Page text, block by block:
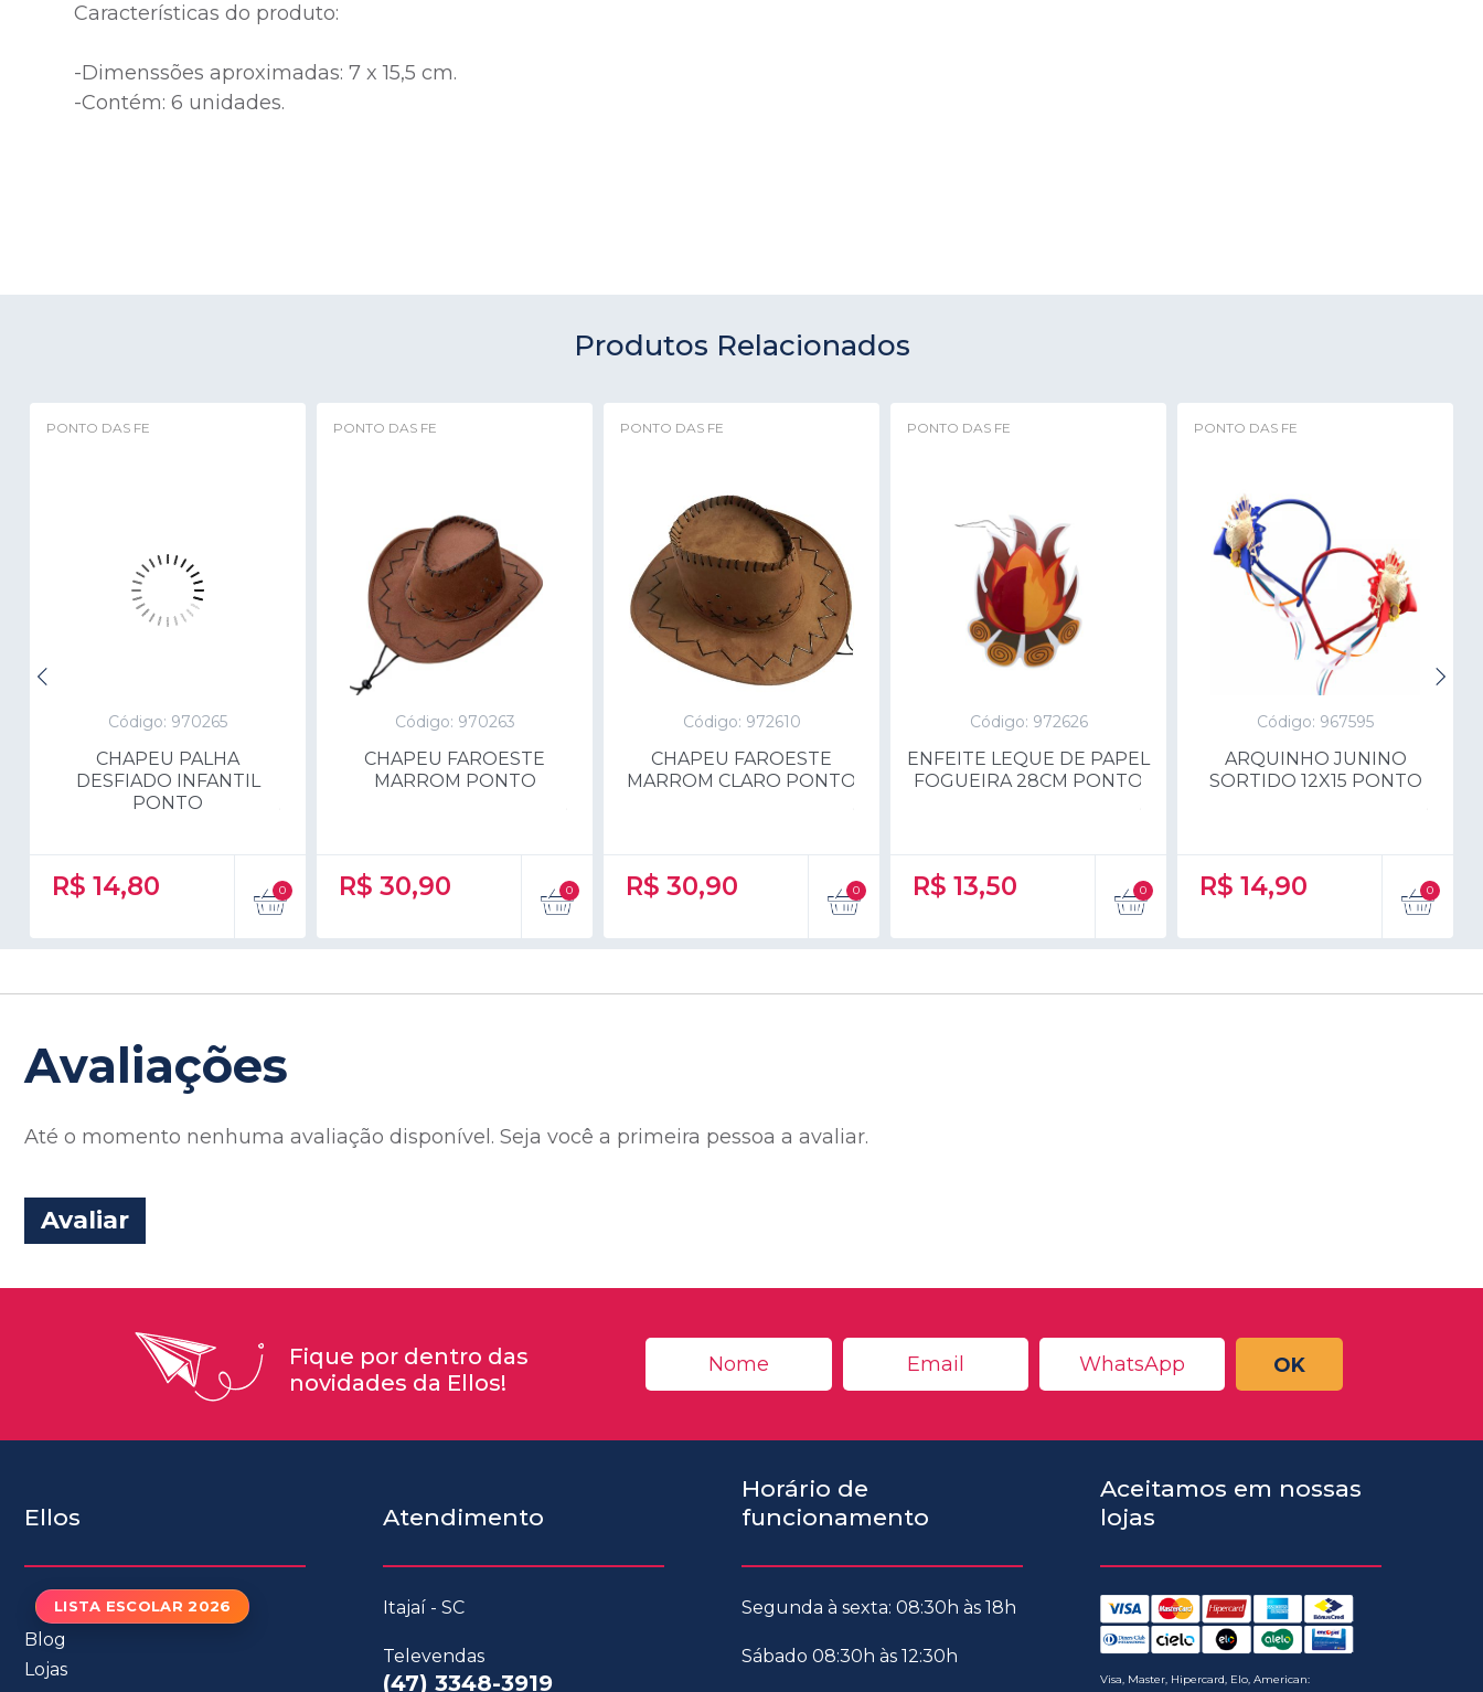
Características do produto:
-Dimenssões aproximadas: 7 x 15,5 cm.
-Contém: 6 unidades.
Produtos Relacionados
PONTO DAS FE
Código: 970265
CHAPEU PALHA
DESFIADO INFANTIL
PONTO
R$ 14,80
PONTO DAS FE
Código: 970263
CHAPEU FAROESTE
MARROM PONTO
R$ 30,90
PONTO DAS FE
Código: 972610
CHAPEU FAROESTE
MARROM CLARO PONTO
R$ 30,90
PONTO DAS FE
Código: 972626
ENFEITE LEQUE DE PAPEL
FOGUEIRA 28CM PONTO
R$ 13,50
PONTO DAS FE
Código: 967595
ARQUINHO JUNINO
SORTIDO 12X15 PONTO
R$ 14,90
Avaliações
Até o momento nenhuma avaliação disponível. Seja você a primeira pessoa a avaliar.
Avaliar
Fique por dentro das
novidades da Ellos!
OK
Ellos
LISTA ESCOLAR 2026
Blog
Lojas
Atendimento
Itajaí - SC
Televendas
(47) 3348-3919
Horário de
funcionamento
Segunda à sexta: 08:30h às 18h
Sábado 08:30h às 12:30h
Aceitamos em nossas
lojas
Visa, Master, Hipercard, Elo, American: